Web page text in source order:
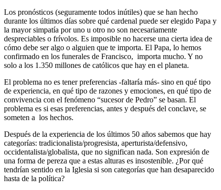
Los pronósticos (seguramente todos inútiles) que se han hecho
durante los últimos días sobre qué cardenal puede ser elegido Papa y
la mayor simpatía por uno u otro no son necesariamente
despreciables o frívolos. Es imposible no hacerse una cierta idea de
cómo debe ser algo o alguien que te importa. El Papa, lo hemos
confirmado en los funerales de Francisco, importa mucho. Y no
solo a los 1.350 millones de católicos que hay en el planeta.
El problema no es tener preferencias -faltaría más- sino en qué tipo
de experiencia, en qué tipo de razones y emociones, en qué tipo de
convivencia con el fenómeno “sucesor de Pedro” se basan. El
problema es si esas preferencias, antes y después del conclave, se
someten a los hechos.
Después de la experiencia de los últimos 50 años sabemos que hay
categorías: tradicionalista/progresista, aperturista/defensivo,
occidentalista/globalista, que no significan nada. Son expresión de
una forma de pereza que a estas alturas es insostenible. ¿Por qué
tendrían sentido en la Iglesia si son categorías que han desaparecido
hasta de la política?